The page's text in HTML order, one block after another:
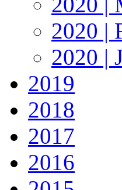
2020 |
2020 |
2019
2018
2017
2016